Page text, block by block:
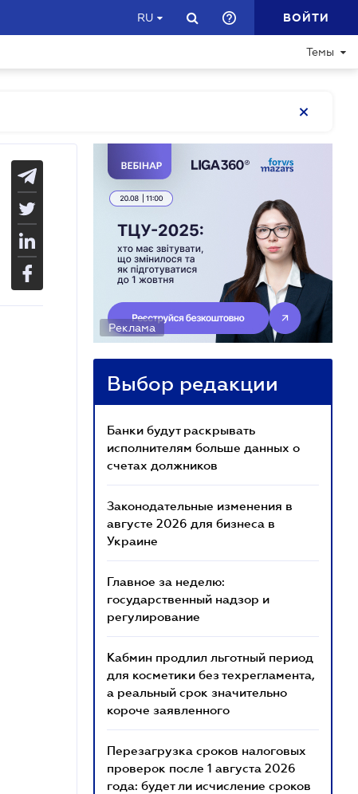
RU ВОЙТИ
Темы
Реклама
Выбор редакции
Банки будут раскрывать
исполнителям больше данных о
счетах должников
Законодательные изменения в
августе 2026 для бизнеса в
Украине
Главное за неделю:
государственный надзор и
регулирование
Кабмин продлил льготный период
для косметики без техрегламента,
а реальный срок значительно
короче заявленного
Перезагрузка сроков налоговых
проверок после 1 августа 2026
года: будет ли исчисление сроков